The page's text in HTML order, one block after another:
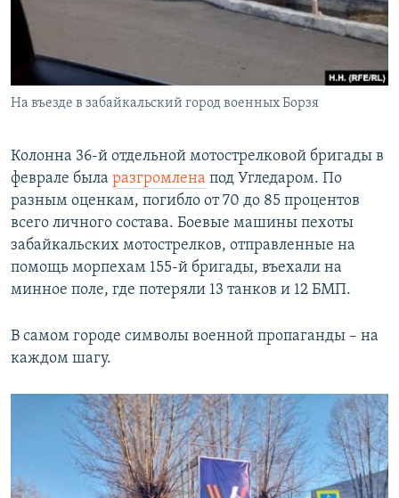
На въезде в забайкальский город военных Борзя
Колонна 36-й отдельной мотострелковой бригады в
феврале была разгромлена под Угледаром. По
разным оценкам, погибло от 70 до 85 процентов
всего личного состава. Боевые машины пехоты
забайкальских мотострелков, отправленные на
помощь морпехам 155-й бригады, въехали на
минное поле, где потеряли 13 танков и 12 БМП.
В самом городе символы военной пропаганды – на
каждом шагу.